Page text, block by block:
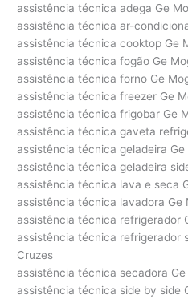
assistência técnica adega Ge
assistência técnica ar-
assistência técnica cooktop Ge
assistência técnica fogão Ge
assistência técnica forno Ge
assistência técnica freezer Ge
assistência técnica frigobar Ge
assistência técnica gaveta
assistência técnica geladeira Ge
assistência técnica geladeira
assistência técnica lava e seca
assistência técnica lavadora Ge
assistência técnica refrigerador
assistência técnica refrigerador
Cruzes
assistência técnica secadora
assistência técnica side by side